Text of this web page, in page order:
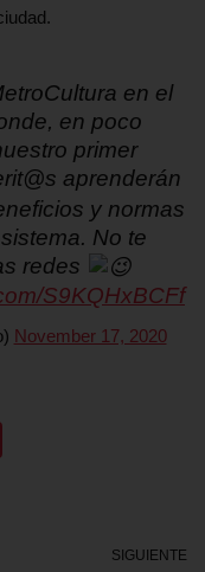
en el
en poco
primer
aprenderán
y normas
No te
redes
S9KQHxBCFf
November 17, 2020
SIGUIENTE